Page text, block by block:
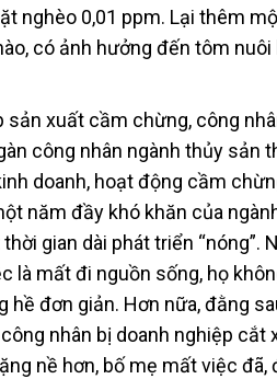
nghèo 0,01 ppm. Lại thêm
có ảnh hưởng đến tôm
sản xuất cầm chừng, công
công nhân ngành thủy sản
doanh, hoạt động cầm
năm đầy khó khăn của
gian dài phát triển “nóng”.
là mất đi nguồn sống, họ
đơn giản. Hơn nữa, đằng
nhân bị doanh nghiệp cắt
nề hơn, bố mẹ mất việc đã,